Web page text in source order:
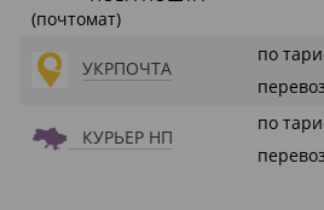
(почтомат)
УКРПОЧТА
по
КУРЬЕР НП
по